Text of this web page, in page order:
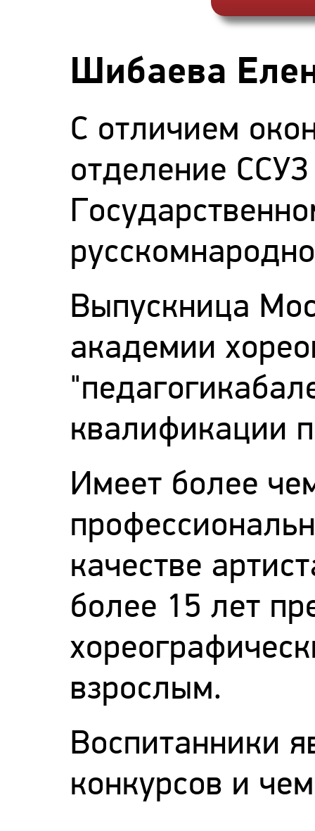
Шибаева
С отличием
отделение
Выпускница
академии
квалификации
Имеет более
качестве
более 15 лет
взрослым.
Воспитанники
конкурсов и